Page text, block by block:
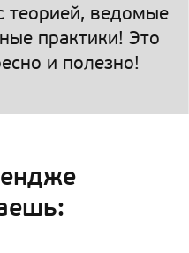
теорией, ведомые
практики! Это
и полезно!